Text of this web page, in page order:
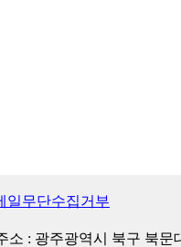
일무단수집거부
소 : 광주광역시 북구 북문